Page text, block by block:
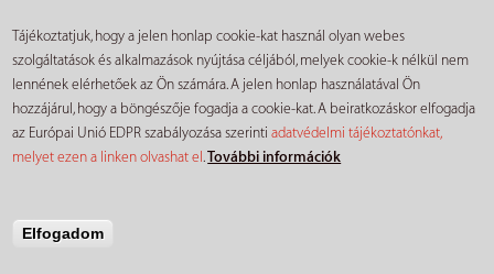
Tájékoztatjuk, hogy a jelen honlap cookie-kat használ olyan webes
szolgáltatások és alkalmazások nyújtása céljából, melyek cookie-k nélkül nem
lennének elérhetőek az Ön számára. A jelen honlap használatával Ön
hozzájárul, hogy a böngészője fogadja a cookie-kat. A beiratkozáskor elfogadja
az Európai Unió EDPR szabályozása szerintiadatvédelmi tájékoztatónkat,
melyet ezen a linken olvashat el.További információk
Elfogadom